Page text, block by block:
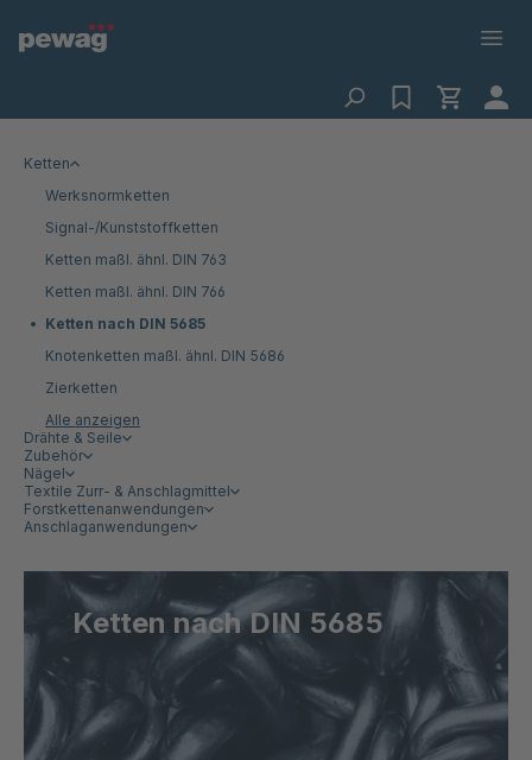
Ketten
Werksnormketten
Signal-/Kunststoffketten
Ketten maßl. ähnl. DIN 763
Ketten maßl. ähnl. DIN 766
Ketten nach DIN 5685
Knotenketten maßl. ähnl. DIN 5686
Zierketten
Alle anzeigen
Drähte & Seile
Zubehör
Nägel
Textile Zurr- & Anschlagmittel
Forstkettenanwendungen
Anschlaganwendungen
Ketten nach DIN 5685